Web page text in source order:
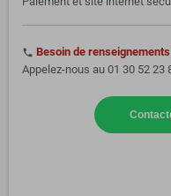
phone Besoin de renseignements
Appelez-nous au 01 30 52 23